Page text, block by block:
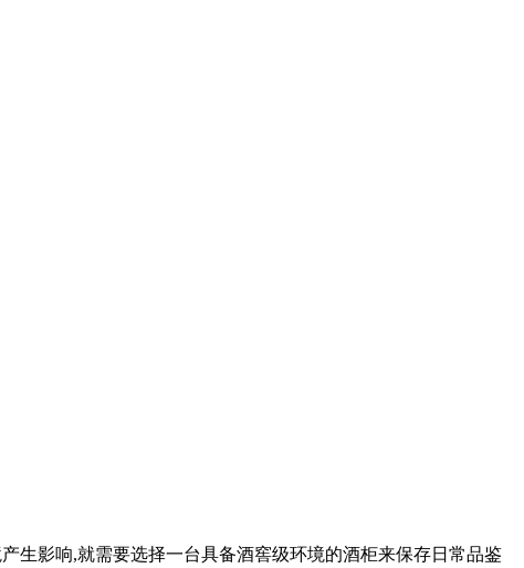
生影响,就需要选择一台具备酒窖级环境的酒柜来保存日常品鉴